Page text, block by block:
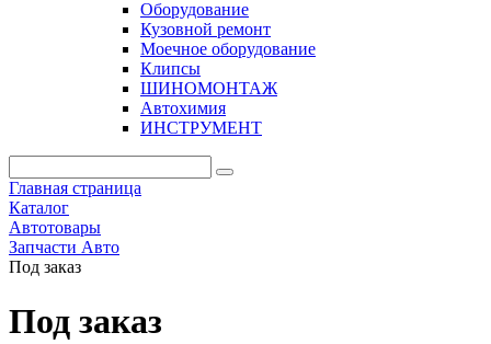
Оборудование
Кузовной ремонт
Моечное оборудование
Клипсы
ШИНОМОНТАЖ
Автохимия
ИНСТРУМЕНТ
Главная страница
Каталог
Автотовары
Запчасти Авто
Под заказ
Под заказ